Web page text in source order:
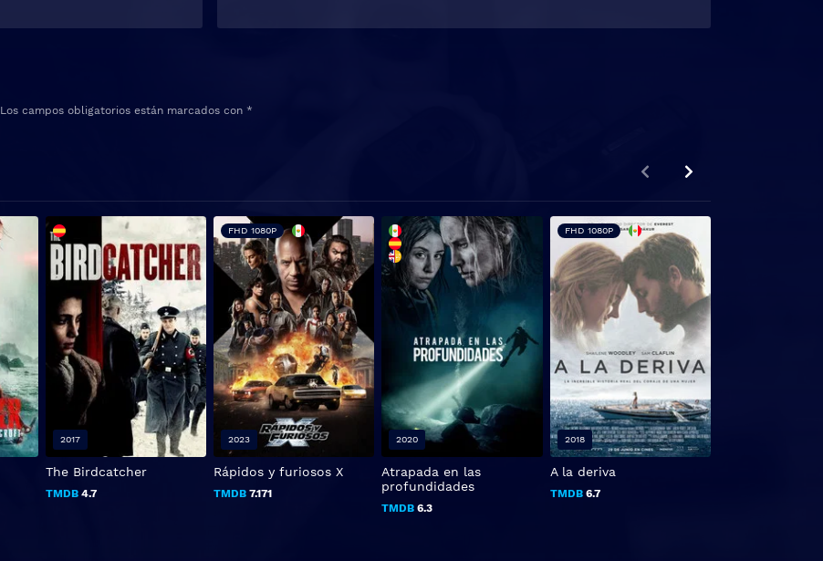
Los campos obligatorios están marcados con *
The Birdcatcher
TMDB4.7
2017
Rápidos y furiosos X
TMDB7.171
FHD 1080P
2023
Atrapada en las
profundidades
TMDB 6.3
2020
A la deriva
TMDB6.7
FHD 1080P
2018